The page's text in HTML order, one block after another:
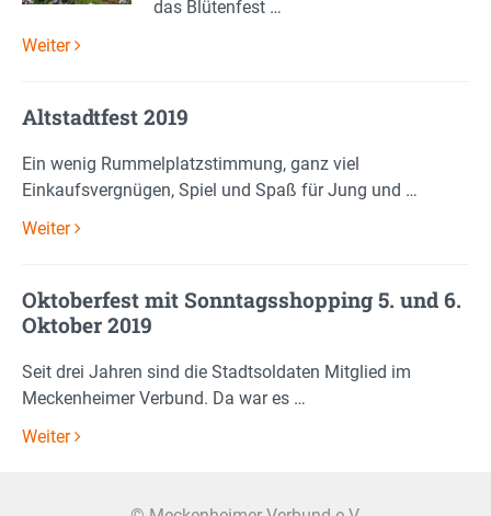
das Blütenfest …
Weiter
Altstadtfest 2019
Ein wenig Rummelplatzstimmung, ganz viel
Einkaufsvergnügen, Spiel und Spaß für Jung und …
Weiter
Oktoberfest mit Sonntagsshopping 5. und 6.
Oktober 2019
Seit drei Jahren sind die Stadtsoldaten Mitglied im
Meckenheimer Verbund. Da war es …
Weiter